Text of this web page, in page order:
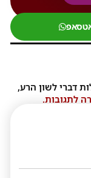
דברי לשון הרע,
לתגובות.